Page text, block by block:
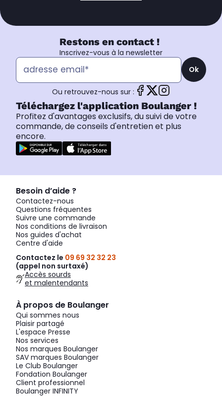
Restons en contact !
Inscrivez-vous à la newsletter
Ok
Ou retrouvez-nous sur :
Téléchargez l'application Boulanger !
Profitez d'avantages exclusifs, du suivi de votre
commande, de conseils d'entretien et plus
encore.
Besoin d’aide ?
Contactez-nous
Questions fréquentes
Suivre une commande
Nos conditions de livraison
Nos guides d'achat
Centre d'aide
Contactez le 09 69 32 32 23
(appel non surtaxé)
Accès sourds
et malentendants
À propos de Boulanger
Qui sommes nous
Plaisir partagé
L'espace Presse
Nos services
Nos marques Boulanger
SAV marques Boulanger
Le Club Boulanger
Fondation Boulanger
Client professionnel
Boulanger INFINITY